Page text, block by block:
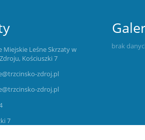
Miejskie Leśne Skrzaty w
Kościuszki 7
zdroj.pl
zdroj.pl
7
brak